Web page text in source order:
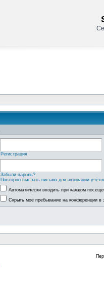
Регистрация
Забыли пароль?
Повторно выслать письмо для активации
Автоматически входить при каждом
Скрыть моё пребывание на конференции в